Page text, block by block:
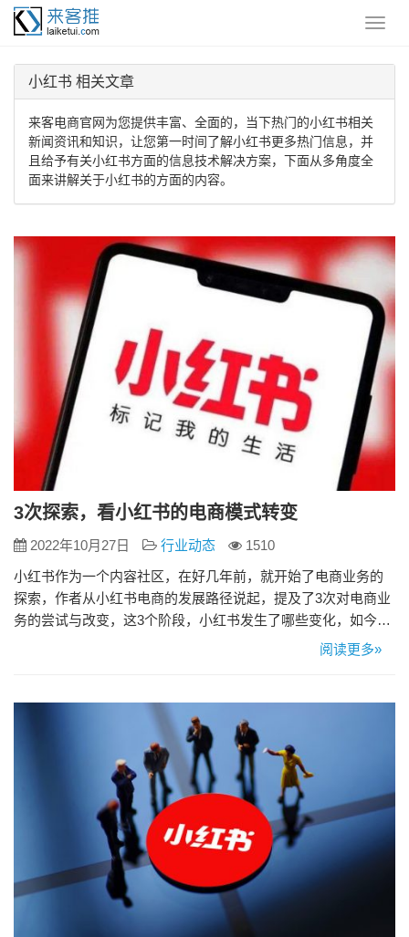
小红书 相关文章
来客电商官网为您提供丰富、全面的，当下热门的小红书相关
新闻资讯和知识，让您第一时间了解小红书更多热门信息，并
且给予有关小红书方面的信息技术解决方案，下面从多角度全
面来讲解关于小红书的方面的内容。
3次探索，看小红书的电商模式转变
2022年10月27日 行业动态
1510
小红书作为一个内容社区，在好几年前，就开始了电商业务的
探索，作者从小红书电商的发展路径说起，提及了3次对电商业
务的尝试与改变，这3个阶段，小红书发生了哪些变化，如今业
务模式、售卖模式与盈利来源又是怎么样的？欢迎阅读本篇文
向起航；B站在2017年7月底推出了「会员购」商城，出售的商
阅读更多»